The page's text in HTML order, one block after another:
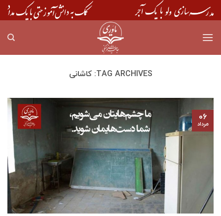
Skip
to
TAG ARCHIVES: کاشانی
۰۶
مرداد